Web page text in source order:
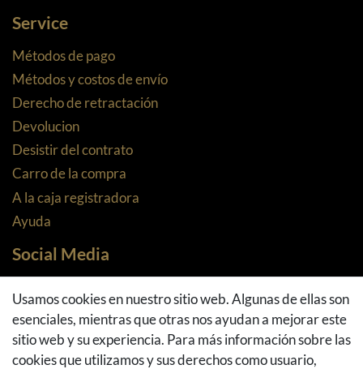
Service
Métodos de pago
Métodos y costos de envío
Derecho de retractación
Devolucion
Desistir del contrato
Carro de la compra
A la caja registradora
Ayuda
Social Media
Instagram
Pinterest
Youtube
Houzz
Usamos cookies en nuestro sitio web. Algunas de ellas son
esenciales, mientras que otras nos ayudan a mejorar este
sitio web y su experiencia. Para más información sobre las
cookies que utilizamos y sus derechos como usuario,